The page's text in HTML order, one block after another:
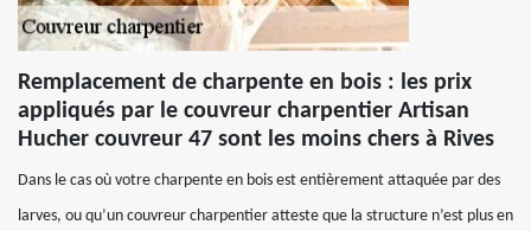
Remplacement de charpente en bois : les prix
appliqués par le couvreur charpentier Artisan
Hucher couvreur 47 sont les moins chers à Rives
Dans le cas où votre charpente en bois est entièrement attaquée par des
larves, ou qu’un couvreur charpentier atteste que la structure n’est plus en